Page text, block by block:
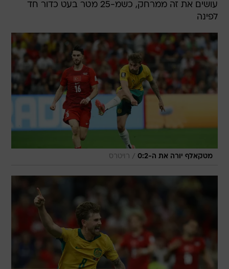
עושים את זה ממרחק, כשמ-25 מטר בעט כדור חד
לפינה
מטקאלף יורה את ה-0:2 / רויטרס